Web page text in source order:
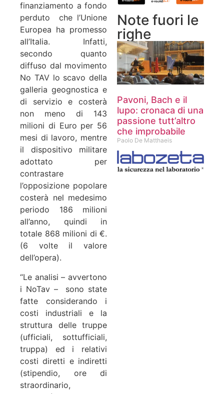
finanziamento a fondo
perduto che l’Unione
Europea ha promesso
all’Italia. Infatti,
secondo quanto
diffuso dal movimento
No TAV lo scavo della
galleria geognostica e
di servizio e costerà
non meno di 143
milioni di Euro per 56
mesi di lavoro, mentre
il dispositivo militare
adottato per
contrastare
l’opposizione popolare
costerà nel medesimo
periodo 186 milioni
all’anno, quindi in
totale 868 milioni di €.
(6 volte il valore
dell’opera).
“Le analisi – avvertono
i NoTav – sono state
fatte considerando i
costi industriali e la
struttura delle truppe
(ufficiali, sottufficiali,
truppa) ed i relativi
costi diretti e indiretti
(stipendio, ore di
straordinario,
Note fuori le
righe
Pavoni, Bach e il
lupo: cronaca di una
passione tutt’altro
che improbabile
Paolo De Matthaeis